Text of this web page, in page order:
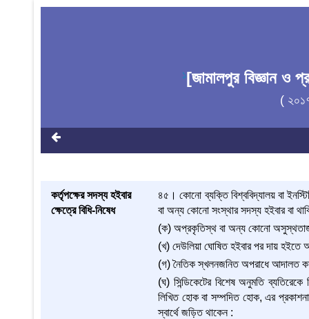
1[জামালপুর বিজ্ঞান ও
(
কর্তৃপক্ষের সদস্য হইবার
ক্ষেত্রে বিধি-নিষেধ
৪৫। কোনো ব্যক্তি বিশ্ববিদ্যালয় বা
বা অন্য কোনো সংস্থার সদস্য হইবার বা
(ক) অপ্রকৃতিস্থ বা অন্য কোনো
(খ) দেউলিয়া ঘোষিত হইবার পর দায় হইতে
(গ) নৈতিক স্খলনজনিত অপরাধে আদালত
(ঘ) সিন্ডিকেটের বিশেষ অনুমতি ব্যতিরেকে
লিখিত হোক বা সম্পদিত হোক, এর
স্বার্থে জড়িত থাকেন :